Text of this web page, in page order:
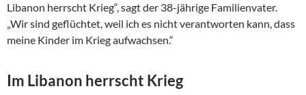
Libanon herrscht Krieg“, sagt der 38-jährige Familienvater.
„Wir sind geflüchtet, weil ich es nicht verantworten kann, dass
meine Kinder im Krieg aufwachsen.“
Im Libanon herrscht Krieg